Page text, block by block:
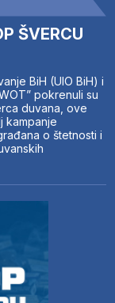
ŠVERCU
BiH (UIO BiH) i
pokrenuli su
duvana, ove
kampanje
o štetnosti i